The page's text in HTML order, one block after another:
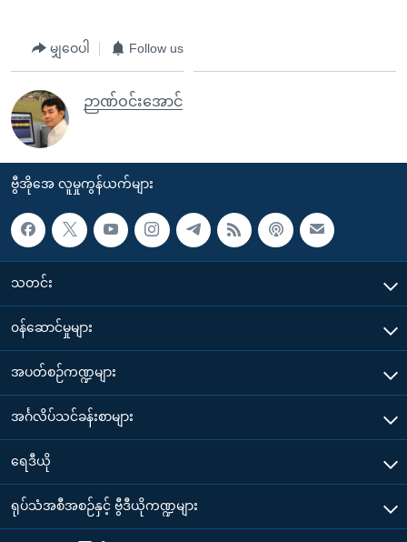
မျှဝေပါ Follow us
ဉာဏ်ဝင်းအောင်
ဗွီအိုအေ လူမှုကွန်ယက်များ
သတင်း
၀န်ဆောင်မှုများ
အပတ်စဉ်ကဏ္ဍများ
အင်္ဂလိပ်သင်ခန်းစာများ
ရေဒီယို
ရုပ်သံအစီအစဉ်နှင့် ဗွီဒီယိုကဏ္ဍများ